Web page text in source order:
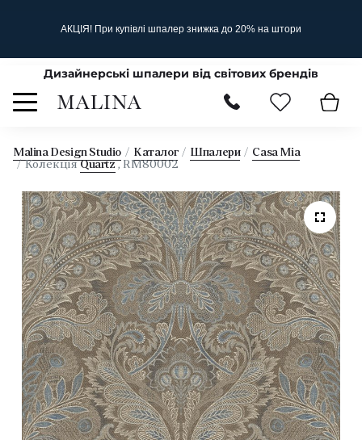
АКЦІЯ! При купівлі шпалер знижка до 20% на штори
Дизайнерські шпалери від світових брендів
Malina Design Studio Каталог Шпалери
Casa Mia
Колекція Quartz , RM80002